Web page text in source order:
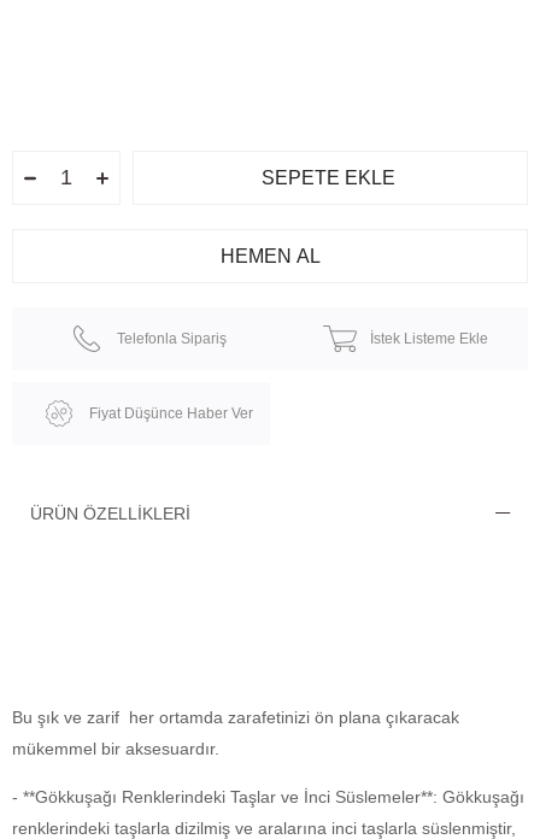
Telefonla Sipariş İstek Listeme Ekle
Fiyat Düşünce Haber Ver
ÜRÜN ÖZELLIKLERI
Bu şık ve zarif her ortamda zarafetinizi ön plana çıkaracak
mükemmel bir aksesuardır.
- **Gökkuşağı Renklerindeki Taşlar ve İnci Süslemeler**: Gökkuşağı
renklerindeki taşlarla dizilmiş ve aralarına inci taşlarla süslenmiştir,